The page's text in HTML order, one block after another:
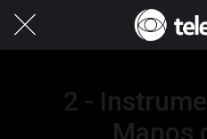
2 -
Manos